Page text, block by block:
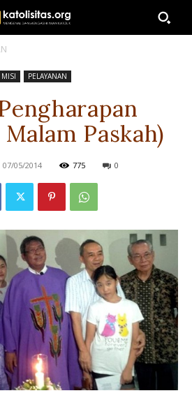
MISI PELAYANAN
Paskah)
07/05/2014 775 0